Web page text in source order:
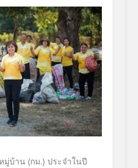
บ้าน (กม.) ประจำในปี